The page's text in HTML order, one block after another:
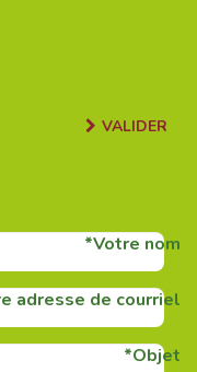
VALIDER
Votre nom
adresse de courriel
Objet